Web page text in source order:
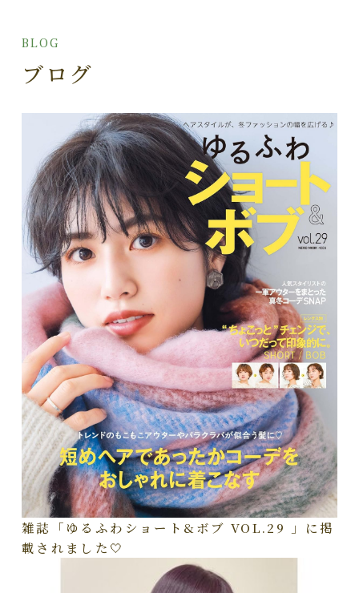
BLOG
ブログ
雑誌「ゆるふわショート&ボブ VOL.29 」に掲
載されました🤍